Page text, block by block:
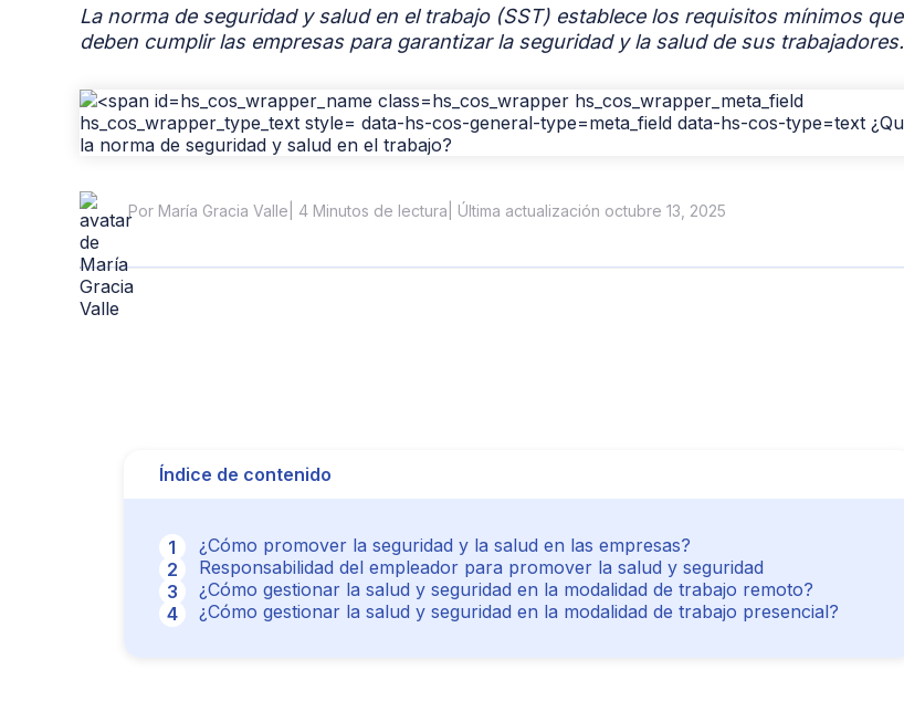
La norma de seguridad y salud en el trabajo (SST) establece los requisitos mínimos que
deben cumplir las empresas para garantizar la seguridad y la salud de sus trabajadores.
Por María Gracia Valle | 4 Minutos de lectura | Última actualización octubre 13, 2025
Índice de contenido
¿Cómo promover la seguridad y la salud en las empresas?
Responsabilidad del empleador para promover la salud y seguridad
¿Cómo gestionar la salud y seguridad en la modalidad de trabajo remoto?
¿Cómo gestionar la salud y seguridad en la modalidad de trabajo presencial?